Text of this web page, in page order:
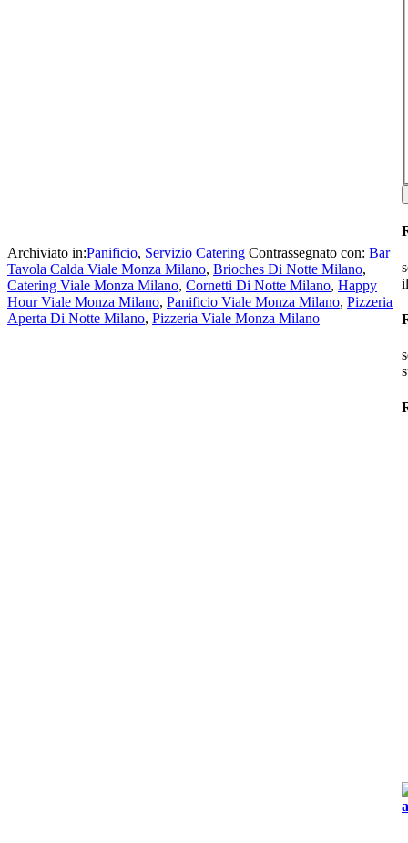
Archiviato in:Panificio, Servizio Catering Contrassegnato con: Bar
Tavola Calda Viale Monza Milano, Brioches Di Notte Milano,
Catering Viale Monza Milano, Cornetti Di Notte Milano, Happy
Hour Viale Monza Milano, Panificio Viale Monza Milano, Pizzeria
Aperta Di Notte Milano, Pizzeria Viale Monza Milano